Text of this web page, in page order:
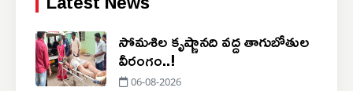
సోమశిల కృష్ణానది వద్ద తాగుబోతుల
వీరంగం..!
06-08-2026